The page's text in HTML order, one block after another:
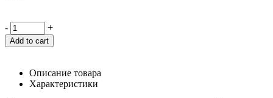
- +
Add to cart
Описание товара
Характеристики